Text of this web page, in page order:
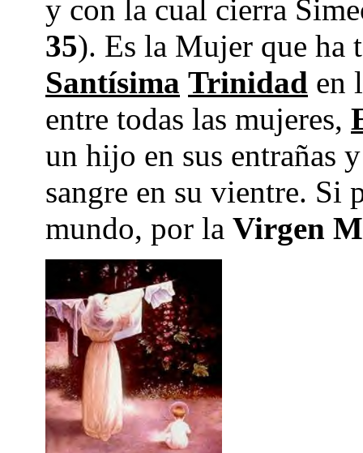
y con la cual cierra
35). Es la Mujer que ha
Santísima Trinidad en
entre todas las mujeres,
un hijo en sus entrañas
sangre en su vientre. Si
mundo, por la Virgen